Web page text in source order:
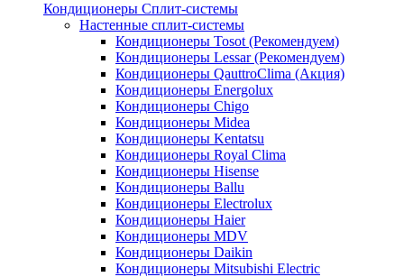
Кондиционеры Сплит-системы
Настенные сплит-системы
Кондиционеры Tosot (Рекомендуем)
Кондиционеры Lessar (Рекомендуем)
Кондиционеры QauttroClima (Акция)
Кондиционеры Energolux
Кондиционеры Chigo
Кондиционеры Midea
Кондиционеры Kentatsu
Кондиционеры Royal Clima
Кондиционеры Hisense
Кондиционеры Ballu
Кондиционеры Electrolux
Кондиционеры Haier
Кондиционеры MDV
Кондиционеры Daikin
Кондиционеры Mitsubishi Electric